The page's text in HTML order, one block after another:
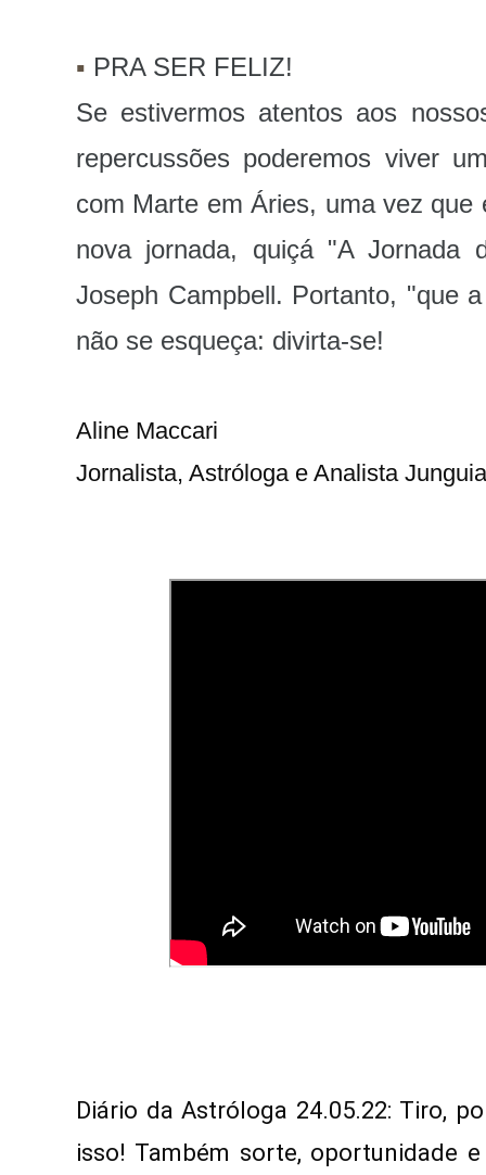
▪️ PRA SER FELIZ!
Se estivermos atentos aos
repercussões poderemos viver
com Marte em Áries, uma vez
nova jornada, quiçá "A Jornada
Joseph Campbell. Portanto, "que
não se esqueça: divirta-se!
Aline Maccari
Jornalista, Astróloga e Analista
Diário da Astróloga 24.05.22: Tiro,
isso! Também sorte, oportunidade